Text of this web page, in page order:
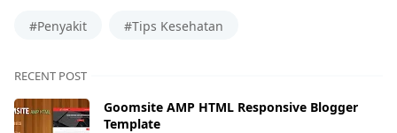
#Penyakit #Tips Kesehatan
RECENT POST
Goomsite AMP HTML Responsive Blogger
Template